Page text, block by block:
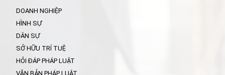
DOANH NGHIỆP
HÌNH SỰ
DÂN SỰ
SỞ HỮU TRÍ TUỆ
HỎI ĐÁP PHÁP LUẬT
VĂN BẢN PHÁP LUẬT